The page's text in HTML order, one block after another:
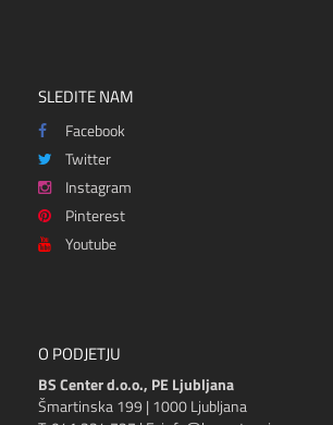
SLEDITE NAM
Facebook
Twitter
Instagram
Pinterest
Youtube
O PODJETJU
BS Center d.o.o., PE Ljubljana
Šmartinska 199 | 1000 Ljubljana